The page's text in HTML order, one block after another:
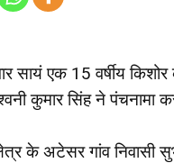
एक 15 वर्षीय किशोर
कुमार सिंह ने पंचनामा
के अटेसर गांव निवासी